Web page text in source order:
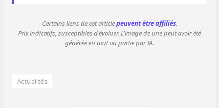
Certains liens de cet articlepeuvent être affiliés.
Prix indicatifs, susceptibles d'évoluer. L'image de une peut avoir été
générée en tout ou partie par IA.
Actualités